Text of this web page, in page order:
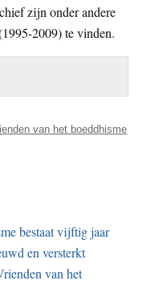
zijn onder andere
2009) te vinden.
van het boeddhisme
bestaat vijftig jaar
en versterkt
van het